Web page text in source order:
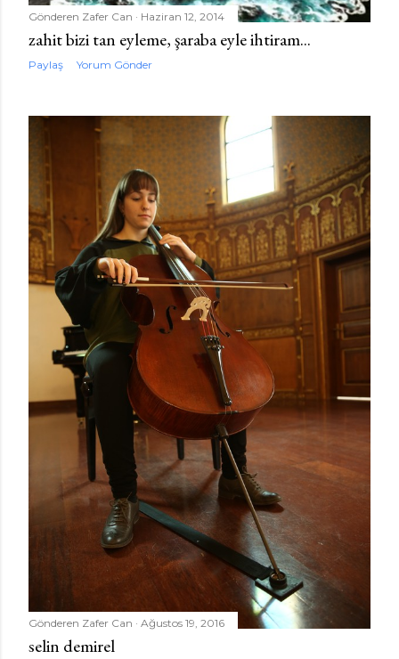
Gönderen Zafer Can Haziran 12, 2014
zahit bizi tan eyleme, şaraba eyle ihtiram...
Paylaş Yorum Gönder
Gönderen Zafer Can Ağustos 19, 2016
selin demirel